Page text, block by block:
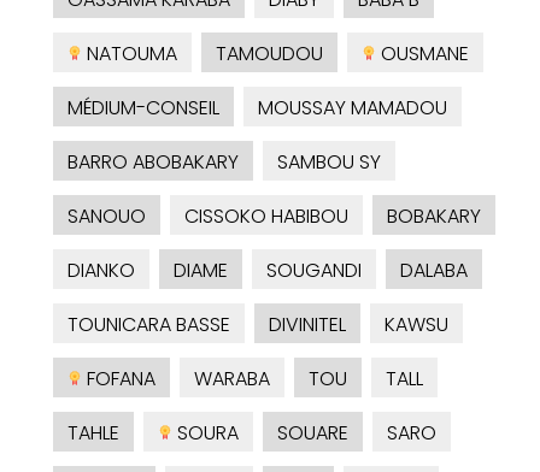
NATOUMA
TAMOUDOU
OUSMANE
MÉDIUM-CONSEIL
MOUSSAY MAMADOU
BARRO ABOBAKARY
SAMBOU SY
SANOUO
CISSOKO HABIBOU
BOBAKARY
DIANKO
DIAME SOUGANDI
DALABA
TOUNICARA BASSE
DIVINITEL
KAWSU
FOFANA
WARABA TOU
TALL
TAHLE
SOURA SOUARE
SARO